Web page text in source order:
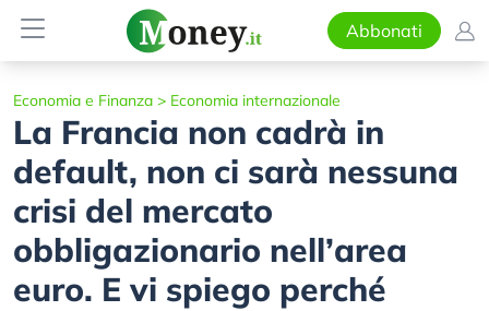
Abbonati
Economia e Finanza > Economia internazionale
La Francia non cadrà in
default, non ci sarà nessuna
crisi del mercato
obbligazionario nell’area
euro. E vi spiego perché